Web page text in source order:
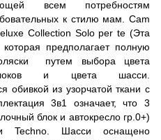
всем потребностям
к стилю мам. Cam
Collection Solo per te (Эта
предполагает полную
путем выбора цвета
и цвета шасси.
обивкой из узорчатой ткани с
3в1 означает, что 3
блок и автокресло гр.0+)
Techno . Шасси оснащено